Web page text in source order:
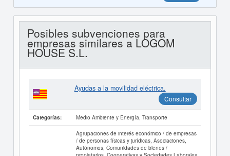
Posibles subvenciones para
empresas similares a LOGOM
HOUSE S.L.
Ayudas a la movilidad eléctrica.
Consultar
Categorías: Medio Ambiente y Energía, Transporte
Agrupaciones de interés económico / de empresas
/ de personas físicas y jurídicas, Asociaciones,
Autónomos, Comunidades de bienes /